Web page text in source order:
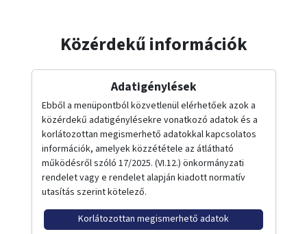
Közérdekű információk
Adatigénylések
Ebből a menüpontból közvetlenül elérhetőek azok a
közérdekű adatigénylésekre vonatkozó adatok és a
korlátozottan megismerhető adatokkal kapcsolatos
információk, amelyek közzététele az átlátható
működésről szóló 17/2025. (VI.12.) önkormányzati
rendelet vagy e rendelet alapján kiadott normatív
utasítás szerint kötelező.
Korlátozottan megismerhető adatok